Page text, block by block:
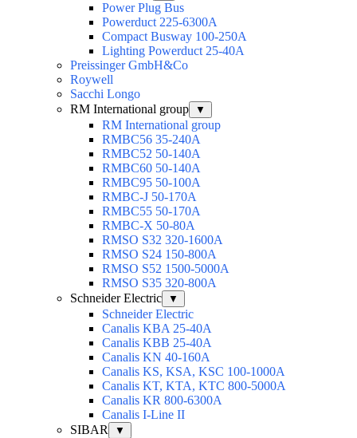
Power Plug Bus
Powerduct 225-6300А
Compact Busway 100-250А
Lighting Powerduct 25-40А
Preissinger GmbH&Co
Roywell
Sacchi Longo
RM International group
▼
RM International group
RMBC56 35-240A
RMBC52 50-140A
RMBC60 50-140A
RMBC95 50-100А
RMBC-J 50-170A
RMBC55 50-170A
RMBC-X 50-80A
RMSO S32 320-1600A
RMSO S24 150-800A
RMSO S52 1500-5000A
RMSO S35 320-800A
Schneider Electric
▼
Schneider Electric
Canalis KBA 25-40A
Canalis KBB 25-40A
Canalis KN 40-160A
Canalis KS, KSA, KSC 100-1000A
Canalis KT, KTA, KTC 800-5000A
Canalis KR 800-6300A
Canalis I-Line II
SIBAR
▼